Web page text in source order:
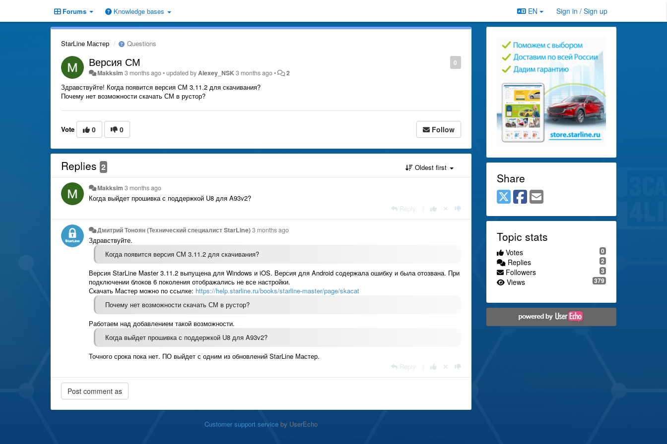
Forums Knowledge bases EN Sign in / Sign up
StarLine Мастер Questions
0
Версия СМ
Makksim 3 months ago•updated byAlexey_NSK3 months ago• 2
Здравствуйте! Когда появится версия СМ 3.11.2 для скачивания?
Почему нет возможности скачать СМ в рустор?
Vote 0 0 Follow
Replies 2 Oldest first
Makksim 3 months ago
Когда выйдет прошивка с поддержкой U8 для A93v2?
Reply
Дмитрий Тонoян (Технический специалист StarLine)3 months ago
Здравствуйте.
Когда появится версия СМ 3.11.2 для скачивания?
Версия StarLine Master 3.11.2 выпущена для Windows и iOS. Версия для Android содержала ошибку и была отозвана. При
подключении блоков 6 поколения отображались не все настройки.
Скачать Мастер можно по ссылке: https://help.starline.ru/books/starline-master/page/skacat
Почему нет возможности скачать СМ в рустор?
Работаем над добавлением такой возможности.
Когда выйдет прошивка с поддержкой U8 для A93v2?
Точного срока пока нет. ПО выйдет с одним из обновлений StarLine Мастер.
Reply
Customer support serviceby UserEcho
Share
Topic stats
0
Votes
2
Replies
3
Followers
379
Views